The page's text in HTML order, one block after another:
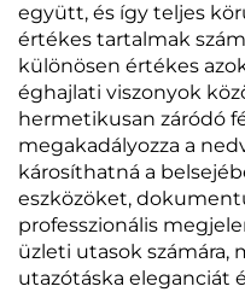
együtt, és így teljes
értékes tartalmak
különösen értékes
éghajlati viszonyok
hermetikusan záródó
megakadályozza a
károsíthatná a
eszközöket,
professzionális
üzleti utasok számára,
utazótáska eleganciát